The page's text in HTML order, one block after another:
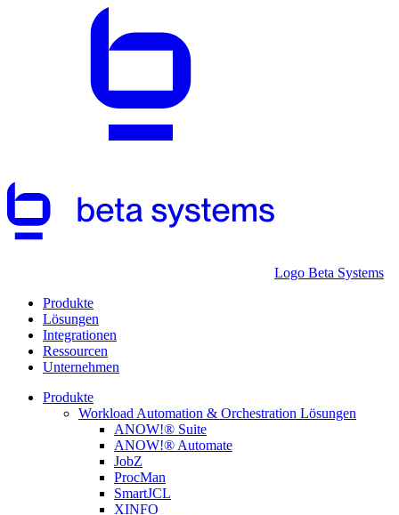
Logo Beta Systems
Produkte
Lösungen
Integrationen
Ressourcen
Unternehmen
Produkte
Workload Automation & Orchestration Lösungen
ANOW!® Suite
ANOW!® Automate
JobZ
ProcMan
SmartJCL
XINFO